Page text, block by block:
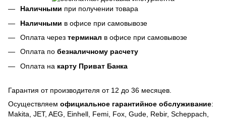
Наличными при получении товара
Наличными в офисе при самовывозе
Оплата через терминал в офисе при самовывозе
Оплата по безналичному расчету
Оплата на карту Приват Банка
Гарантия от производителя от 12 до 36 месяцев.
Осуществляем официальное гарантийное обслуживание:
Makita, JET, AEG, Einhell, Femi, Fox, Gude, Rebir, Scheppach,